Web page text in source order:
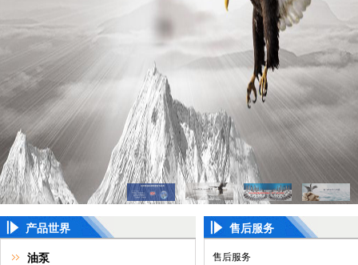
产品世界
油泵
售后服务
售后服务